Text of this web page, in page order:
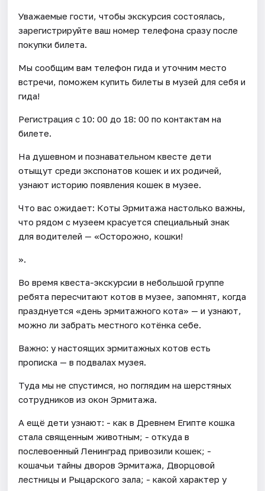
Уважаемые гости, чтобы экскурсия состоялась,
зарегистрируйте ваш номер телефона сразу после
покупки билета.
Мы сообщим вам телефон гида и уточним место
встречи, поможем купить билеты в музей для себя и
гида!
Регистрация с 10: 00 до 18: 00 по контактам на
билете.
На душевном и познавательном квесте дети
отыщут среди экспонатов кошек и их родичей,
узнают историю появления кошек в музее.
Что вас ожидает: Коты Эрмитажа настолько важны,
что рядом с музеем красуется специальный знак
для водителей — «Осторожно, кошки!
».
Во время квеста-экскурсии в небольшой группе
ребята пересчитают котов в музее, запомнят, когда
празднуется «день эрмитажного кота» — и узнают,
можно ли забрать местного котёнка себе.
Важно: у настоящих эрмитажных котов есть
прописка — в подвалах музея.
Туда мы не спустимся, но поглядим на шерстяных
сотрудников из окон Эрмитажа.
А ещё дети узнают: - как в Древнем Египте кошка
стала священным животным; - откуда в
послевоенный Ленинград привозили кошек; -
кошачьи тайны дворов Эрмитажа, Дворцовой
лестницы и Рыцарского зала; - какой характер у